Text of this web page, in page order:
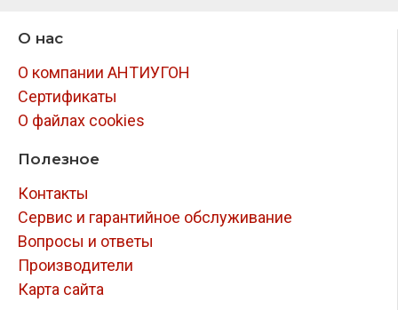
О нас
О компании АНТИУГОН
Сертификаты
О файлах cookies
Полезное
Контакты
Сервис и гарантийное обслуживание
Вопросы и ответы
Производители
Карта сайта